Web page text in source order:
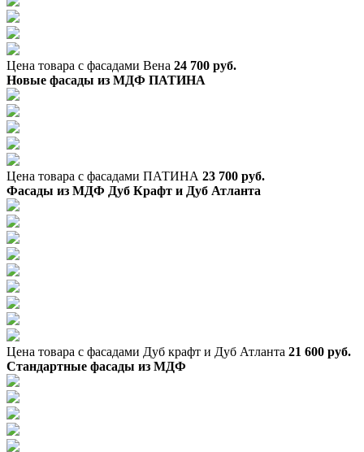
Цена товара с фасадами Вена 24 700 руб.
Новые фасады из МДФ ПАТИНА
Цена товара с фасадами ПАТИНА 23 700 руб.
Фасады из МДФ Дуб Крафт и Дуб Атланта
Цена товара с фасадами Дуб крафт и Дуб Атланта 21 600 руб.
Стандартные фасады из МДФ